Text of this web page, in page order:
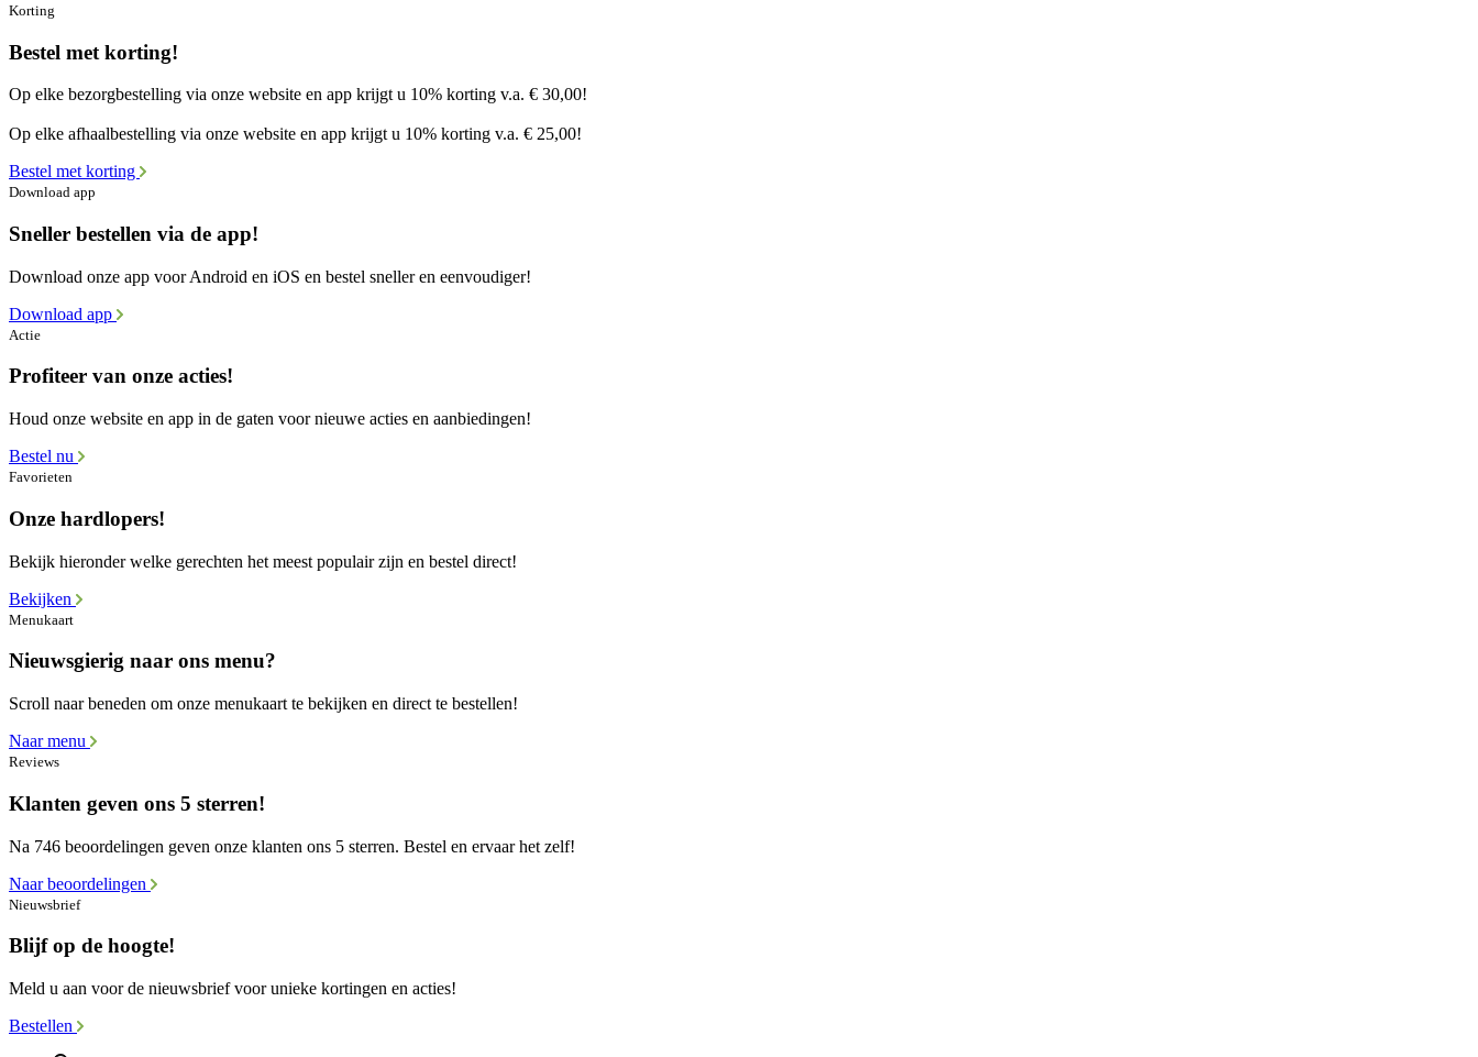
Korting
Bestel met korting!
Op elke bezorgbestelling via onze website en app krijgt u 10% korting v.a. € 30,00!
Op elke afhaalbestelling via onze website en app krijgt u 10% korting v.a. € 25,00!
Bestel met korting
Download app
Sneller bestellen via de app!
Download onze app voor Android en iOS en bestel sneller en eenvoudiger!
Download app
Actie
Profiteer van onze acties!
Houd onze website en app in de gaten voor nieuwe acties en aanbiedingen!
Bestel nu
Favorieten
Onze hardlopers!
Bekijk hieronder welke gerechten het meest populair zijn en bestel direct!
Bekijken
Menukaart
Nieuwsgierig naar ons menu?
Scroll naar beneden om onze menukaart te bekijken en direct te bestellen!
Naar menu
Reviews
Klanten geven ons 5 sterren!
Na 746 beoordelingen geven onze klanten ons 5 sterren. Bestel en ervaar het zelf!
Naar beoordelingen
Nieuwsbrief
Blijf op de hoogte!
Meld u aan voor de nieuwsbrief voor unieke kortingen en acties!
Bestellen